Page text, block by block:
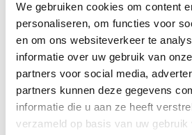
We gebruiken cookies om content
personaliseren, om functies voor
en om ons websiteverkeer te
informatie over uw gebruik van
partners voor social media,
partners kunnen deze gegevens
informatie die u aan ze heeft
verzameld op basis van uw gebruik
RVS kuip met capaciteit voor 13
Uitgestelde starttijd:met de
de vaatwasser laten starten op een
uitkomt. Tot 19 uur
Optie halve belading:met weinig
programma wordt sneller en
waardoor u tijd, energie en water
6 Programma's o.a.: eco-
Breedte ± 60 cm
Diepte ± 55 cm